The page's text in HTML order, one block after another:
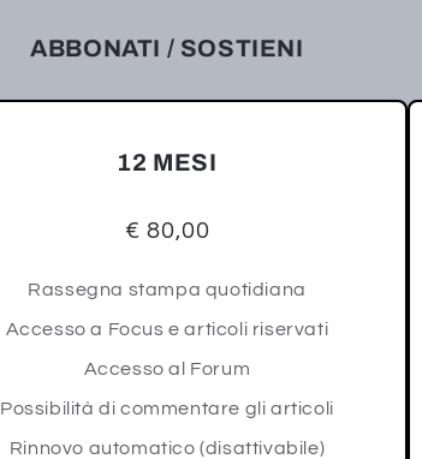
ABBONATI / SOSTIENI
12 MESI
€ 80,00
Rassegna stampa quotidiana
Accesso a Focus e articoli riservati
Accesso al Forum
Possibilità di commentare gli articoli
Rinnovo automatico (disattivabile)